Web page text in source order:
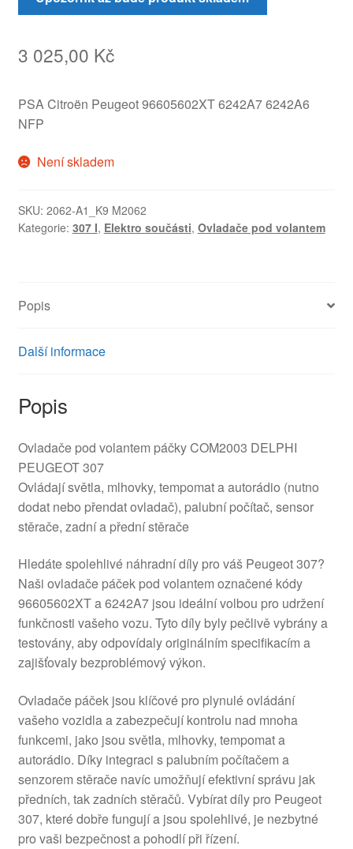
3 025,00 Kč
PSA Citroën Peugeot 96605602XT 6242A7 6242A6
NFP
Není skladem
SKU: 2062-A1_K9 M2062
Kategorie: 307 I, Elektro součásti, Ovladače pod volantem
Popis
Další informace
Popis
Ovladače pod volantem páčky COM2003 DELPHI
PEUGEOT 307
Ovládají světla, mlhovky, tempomat a autorádio (nutno
dodat nebo přendat ovladač), palubní počítač, sensor
stěrače, zadní a přední stěrače
Hledáte spolehlivé náhradní díly pro váš Peugeot 307?
Naši ovladače páček pod volantem označené kódy
96605602XT a 6242A7 jsou ideální volbou pro udržení
funkčnosti vašeho vozu. Tyto díly byly pečlivě vybrány a
testovány, aby odpovídaly originálním specifikacím a
zajišťovaly bezproblémový výkon.
Ovladače páček jsou klíčové pro plynulé ovládání
vašeho vozidla a zabezpečují kontrolu nad mnoha
funkcemi, jako jsou světla, mlhovky, tempomat a
autorádio. Díky integraci s palubním počítačem a
senzorem stěrače navíc umožňují efektivní správu jak
předních, tak zadních stěračů. Vybírat díly pro Peugeot
307, které dobře fungují a jsou spolehlivé, je nezbytné
pro vaši bezpečnost a pohodlí při řízení.